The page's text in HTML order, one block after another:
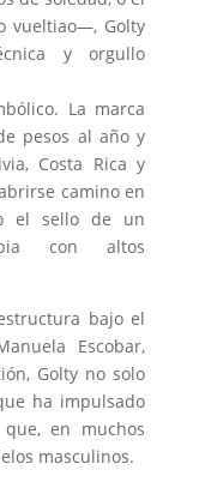
vueltiao—, Golty
y orgullo
La marca
pesos al año y
Costa Rica y
camino en
el sello de un
con altos
bajo el
Escobar,
Golty no solo
ha impulsado
en muchos
masculinos.